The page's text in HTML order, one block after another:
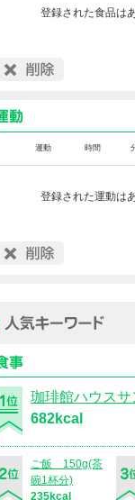
登録された食品は
運動 時間
登録された運動は
珈琲館ハウスサ
682kcal
ご飯 150g(茶
碗1杯分)
235kcal